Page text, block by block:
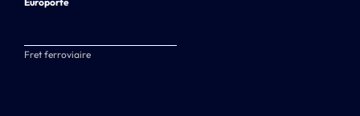
Fret ferroviaire